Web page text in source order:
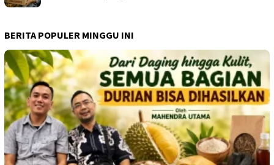
BERITA POPULER MINGGU INI